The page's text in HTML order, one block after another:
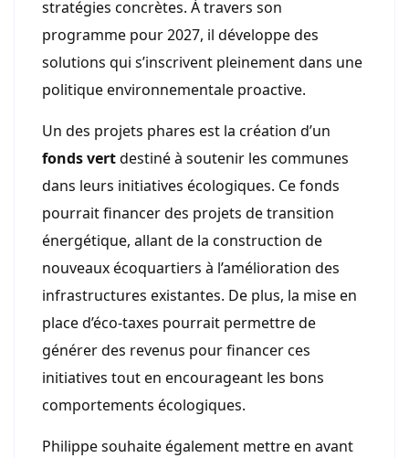
stratégies concrètes. À travers son
programme pour 2027, il développe des
solutions qui s’inscrivent pleinement dans une
politique environnementale proactive.
Un des projets phares est la création d’un
fonds vertdestiné à soutenir les communes
dans leurs initiatives écologiques. Ce fonds
pourrait financer des projets de transition
énergétique, allant de la construction de
nouveaux écoquartiers à l’amélioration des
infrastructures existantes. De plus, la mise en
place d’éco-taxes pourrait permettre de
générer des revenus pour financer ces
initiatives tout en encourageant les bons
comportements écologiques.
Philippe souhaite également mettre en avant